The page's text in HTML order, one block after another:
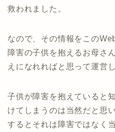
救われました。
なので、その情報をこの
障害の子供を抱えるお母さ
えになれればと思って運営
子供が障害を抱えていると
けてしまうのは当然だと思
するとそれは障害ではなく